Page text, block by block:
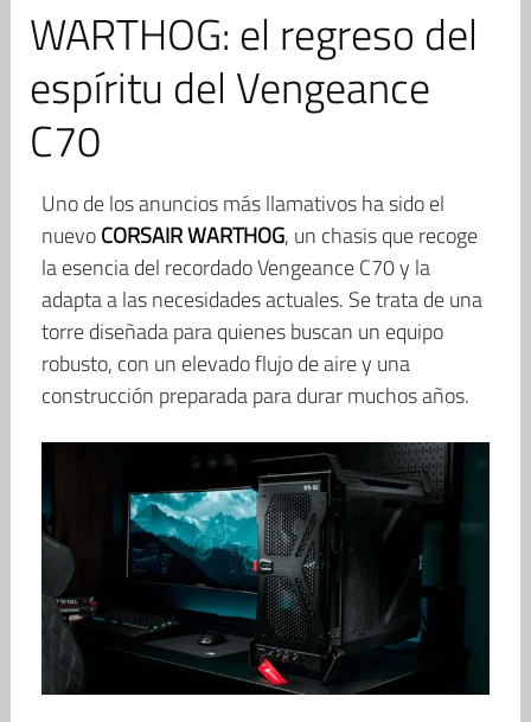
WARTHOG: el regreso del
espíritu del Vengeance
C70
Uno de los anuncios más llamativos ha sido el
nuevoCORSAIR WARTHOG, un chasis que recoge
la esencia del recordado Vengeance C70 y la
adapta a las necesidades actuales. Se trata de una
torre diseñada para quienes buscan un equipo
robusto, con un elevado flujo de aire y una
construcción preparada para durar muchos años.